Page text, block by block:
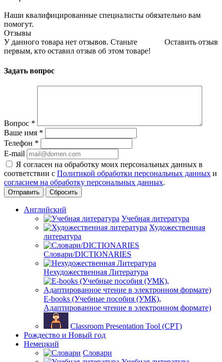
Наши квалифицированные специалисты обязательно вам
помогут.
Отзывы
Оставить отзыв
У данного товара нет отзывов. Станьте
первым, кто оставил отзыв об этом товаре!
Задать вопрос
Вопрос *
Ваше имя *
Телефон *
E-mail
Я согласен на обработку моих персональных данных в
соответствии с Политикой обработки персональных данных и
согласием на обработку персональных данных.
Сбросить
Английский
Учебная литература
Художественная
литература
Словари/DICTIONARIES
Нехудожественная Литература
E-books (Учебные пособия (УМК),
Адаптированное чтение в электронном формате)
Classroom Presentation Tool (CPT)
Рождество и Новый год
Немецкий
Словари